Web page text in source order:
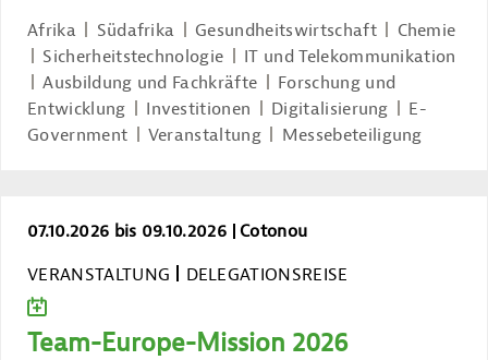
Afrika Südafrika Gesundheitswirtschaft
Chemie
Sicherheitstechnologie
IT und Telekommunikation
Ausbildung und Fachkräfte
Forschung und
Entwicklung
Investitionen Digitalisierung
E-
Government
Veranstaltung Messebeteiligung
Team-Europe-Mission 2026
07.10.2026 bis 09.10.2026 Cotonou
VERANSTALTUNG
DELEGATIONSREISE
ZUM KALENDER HINZUFÜGEN
Team-Europe-Mission 2026